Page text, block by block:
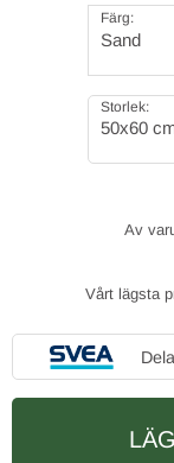
Färg:
Sand
Storlek:
50x60
Vårt lägsta